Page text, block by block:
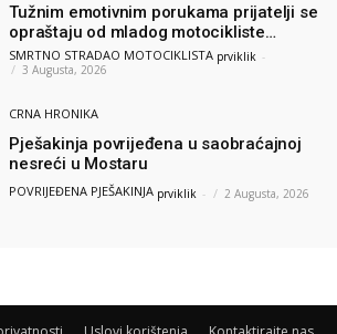
Tužnim emotivnim porukama prijatelji se
opraštaju od mladog motocikliste
Husnije Porča
SMRTNO STRADAO MOTOCIKLISTA prviklik -
3 Augusta, 2026
CRNA HRONIKA
Pješakinja povrijeđena u saobraćajnoj
nesreći u Mostaru
POVRIJEĐENA PJEŠAKINJA prviklik - 2 Augusta, 2026